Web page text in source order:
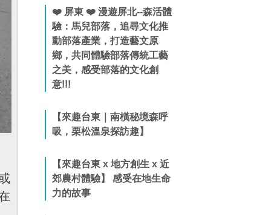
❤️ 屏東 ❤️ 漫遊屏北--森活體
驗：馬兒部落，追尋文化推
動部落產業，打造藝文原
鄉，共同體驗部落傳統工藝
之美，感受部落的文化創
意!!!
【來趣台東｜南橫秘境森呼
吸，栗松溫泉探訪趣】
【來趣台東 x 地方創生 x 近
郊農村體驗】 感受在地生命
力的故事